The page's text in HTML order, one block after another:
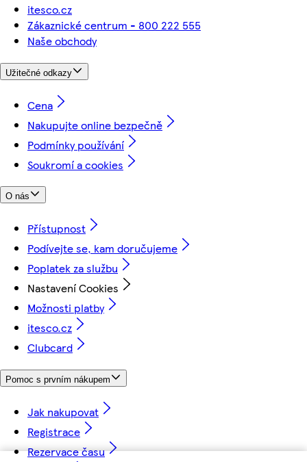
itesco.cz
Zákaznické centrum - 800 222 555
Naše obchody
Užitečné odkazy
Cena
Nakupujte online bezpečně
Podmínky používání
Soukromí a cookies
O nás
Přístupnost
Podívejte se, kam doručujeme
Poplatek za službu
Nastavení Cookies
Možnosti platby
itesco.cz
Clubcard
Pomoc s prvním nákupem
Jak nakupovat
Registrace
Rezervace času